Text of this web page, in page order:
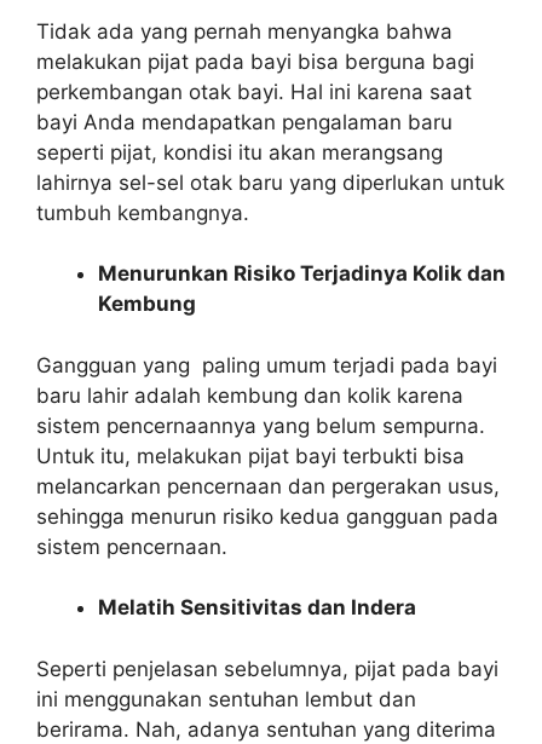
Tidak ada yang pernah menyangka bahwa
melakukan pijat pada bayi bisa berguna bagi
perkembangan otak bayi. Hal ini karena saat
bayi Anda mendapatkan pengalaman baru
seperti pijat, kondisi itu akan merangsang
lahirnya sel-sel otak baru yang diperlukan untuk
tumbuh kembangnya.
Menurunkan Risiko Terjadinya Kolik dan
Kembung
Gangguan yang paling umum terjadi pada bayi
baru lahir adalah kembung dan kolik karena
sistem pencernaannya yang belum sempurna.
Untuk itu, melakukan pijat bayi terbukti bisa
melancarkan pencernaan dan pergerakan usus,
sehingga menurun risiko kedua gangguan pada
sistem pencernaan.
Melatih Sensitivitas dan Indera
Seperti penjelasan sebelumnya, pijat pada bayi
ini menggunakan sentuhan lembut dan
berirama. Nah, adanya sentuhan yang diterima